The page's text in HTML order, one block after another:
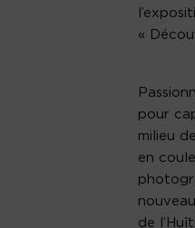
«
pour
milieu
en
de